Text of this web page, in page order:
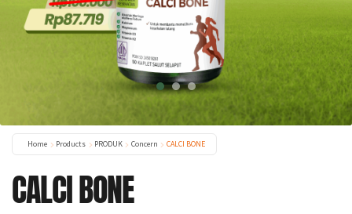
1 2 3
Home Products PRODUK Concern CALCI BONE
CALCI BONE